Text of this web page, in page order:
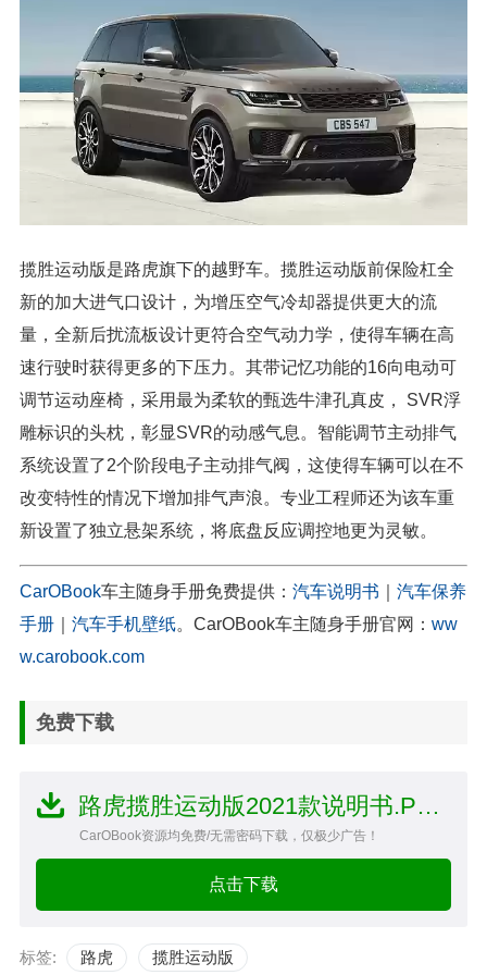
揽胜运动版是路虎旗下的越野车。揽胜运动版前保险杠全
新的加大进气口设计，为增压空气冷却器提供更大的流
量，全新后扰流板设计更符合空气动力学，使得车辆在高
速行驶时获得更多的下压力。其带记忆功能的16向电动可
调节运动座椅，采用最为柔软的甄选牛津孔真皮， SVR浮
雕标识的头枕，彰显SVR的动感气息。智能调节主动排气
系统设置了2个阶段电子主动排气阀，这使得车辆可以在不
改变特性的情况下增加排气声浪。专业工程师还为该车重
新设置了独立悬架系统，将底盘反应调控地更为灵敏。
CarOBook车主随身手册免费提供： 汽车说明书
汽车保养
手册
汽车手机壁纸。CarOBook车主随身手册官网： ww
w.carobook.com
免费下载
路虎揽胜运动版2021款说明书.PDF文件
CarOBook资源均免费/无需密码下载，仅极少广告！
点击下载
标签: 路虎 揽胜运动版